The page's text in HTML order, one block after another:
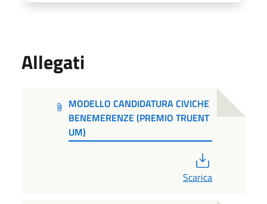
Allegati
MODELLO CANDIDATURA CIVICHE
BENEMERENZE (PREMIO TRUENT
UM)
Scarica